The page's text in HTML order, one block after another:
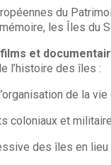
du
les Îles du
films et
l’histoire des îles :
de la
coloniaux et
des îles en